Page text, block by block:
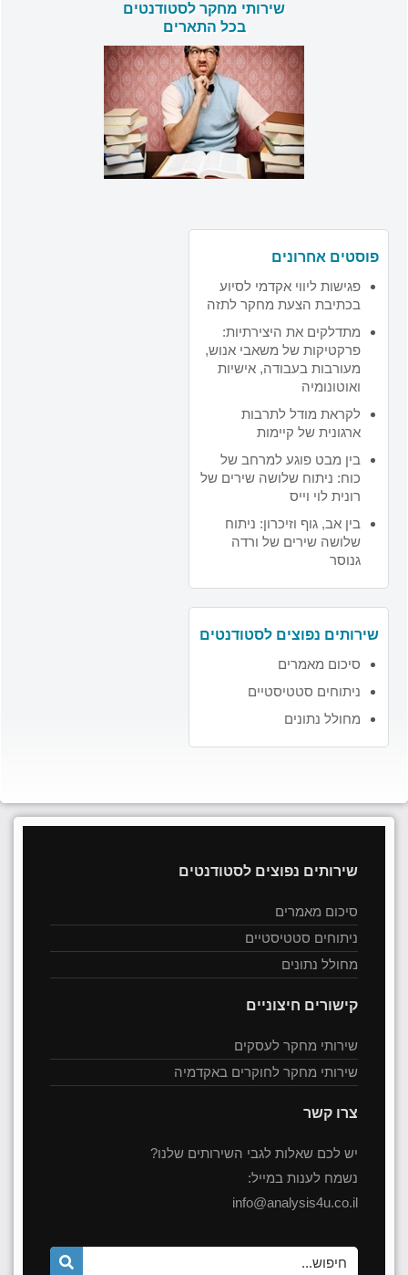
שירותי מחקר לסטודנטים
בכל התארים
פוסטים אחרונים
פגישות ליווי אקדמי לסיוע
בכתיבת הצעת מחקר לתזה
מתדלקים את היצירתיות:
פרקטיקות של משאבי אנוש,
מעורבות בעבודה, אישיות
ואוטונומיה
לקראת מודל לתרבות
ארגונית של קיימות
בין מבט פוגע למרחב של
כוח: ניתוח שלושה שירים של
רונית לוי וייס
בין אב, גוף וזיכרון: ניתוח
שלושה שירים של ורדה
גנוסר
שירותים נפוצים לסטודנטים
סיכום מאמרים
ניתוחים סטטיסטיים
מחולל נתונים
שירותים נפוצים לסטודנטים
סיכום מאמרים
ניתוחים סטטיסטיים
מחולל נתונים
קישורים חיצוניים
שירותי מחקר לעסקים
שירותי מחקר לחוקרים באקדמיה
צרו קשר
יש לכם שאלות לגבי השירותים שלנו?
נשמח לענות במייל:
info@analysis4u.co.il